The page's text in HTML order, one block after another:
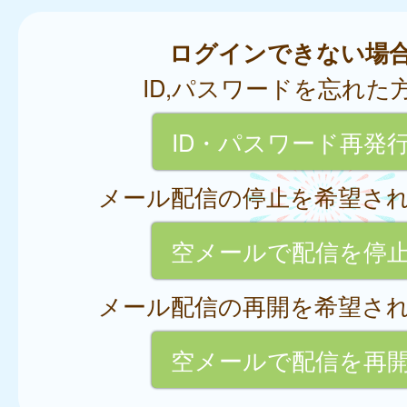
ログインできない場
ID,パスワードを忘れた
ID・パスワード再発
メール配信の停止を希望さ
空メールで配信を停
メール配信の再開を希望さ
空メールで配信を再